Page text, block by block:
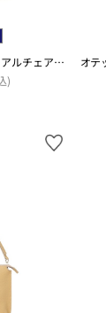
オテッロショルダー２４ アルチェアコピアート
)